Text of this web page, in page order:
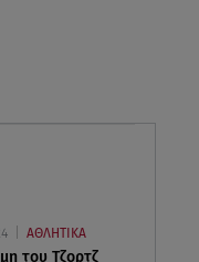
ΑΘΛΗΤΙΚΑ
του Τζορτζ